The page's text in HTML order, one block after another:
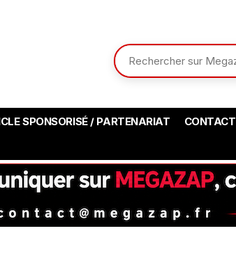
SPONSORISÉ / PARTENARIAT CONTACT